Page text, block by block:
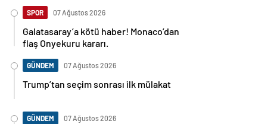
SPOR 07 Ağustos 2026
Galatasaray’a kötü haber! Monaco’dan
flaş Onyekuru kararı.
GÜNDEM 07 Ağustos 2026
Trump’tan seçim sonrası ilk mülakat
GÜNDEM 07 Ağustos 2026